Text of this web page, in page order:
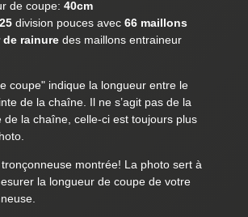
de coupe: 40cm
division pouces avec 66 maillons
de rainuredes maillons entraineur
coupe" indique la longueur entre le
de la chaîne. Il ne s’agit pas de la
de la chaîne, celle-ci est toujours plus
montrée! La photo sert à
la longueur de coupe de votre